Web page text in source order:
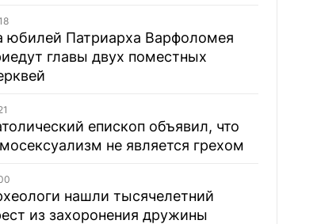
юбилей Патриарха Варфоломея
главы двух поместных
епископ объявил, что
не является грехом
нашли тысячелетний
из захоронения дружины